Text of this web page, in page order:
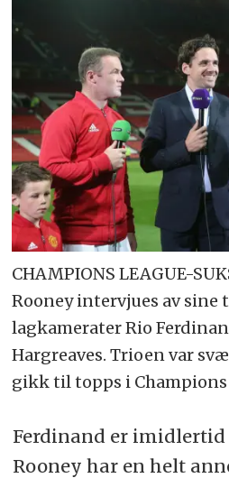
CHAMPIONS LEAGUE-
Rooney intervjues av sine
lagkamerater Rio
Hargreaves. Trioen var
gikk til topps i Champions
Ferdinand er
Rooney har en helt